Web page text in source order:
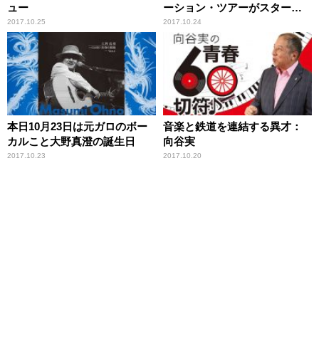
ュー
2017.10.25
ーション・ツアーがスタート
した日
2017.10.24
本日10月23日は元ガロのボー
カルこと大野真澄の誕生日
2017.10.23
音楽と鉄道を連結する異才：
向谷実
2017.10.20